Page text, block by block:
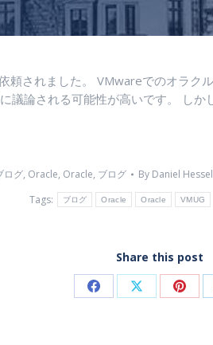
されました。 VMwareでのオラク
議論される可能性が高いです。 し
ログ, Oracle, Oracle, ブログ By Daniel
Tags:
ブログ Oracle Oracle VMUG
Share this post
Share Share Share